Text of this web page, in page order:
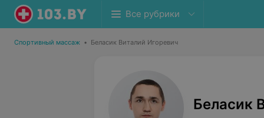
Все рубрики
Спортивный массаж • Беласик Виталий Игоревич
Беласик